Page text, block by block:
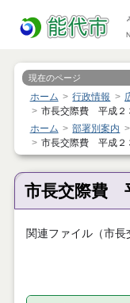
現在のページ
ホーム 行政情報
市長交際費 平成２
ホーム
部署別案内
市長交際費 平成２
市長交際費
関連ファイル（市